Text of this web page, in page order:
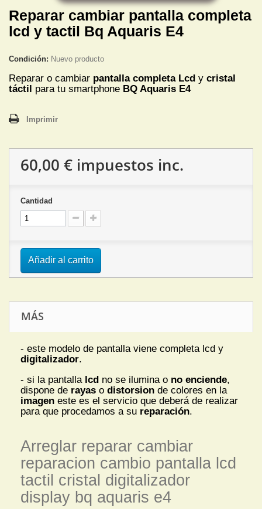
Reparar cambiar pantalla completa
lcd y tactil Bq Aquaris E4
Condición: Nuevo producto
Reparar o cambiar pantalla completa Lcd y cristal
táctil
para tu smartphone BQ Aquaris E4
Imprimir
60,00 € impuestos inc.
Cantidad
Añadir al carrito
MÁS
- este modelo de pantalla viene completa lcd y
digitalizador.
- si la pantalla lcd no se ilumina o no enciende,
dispone de rayas o distorsion de colores en la
imagen este es el servicio que deberá de realizar
para que procedamos a su reparación.
Arreglar reparar cambiar
reparacion cambio pantalla lcd
tactil cristal digitalizador
display bq aquaris e4